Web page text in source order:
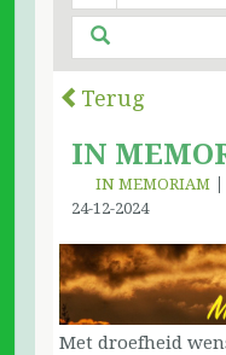
Terug
IN
IN MEMORIAM
24-12-2024
Met droefheid